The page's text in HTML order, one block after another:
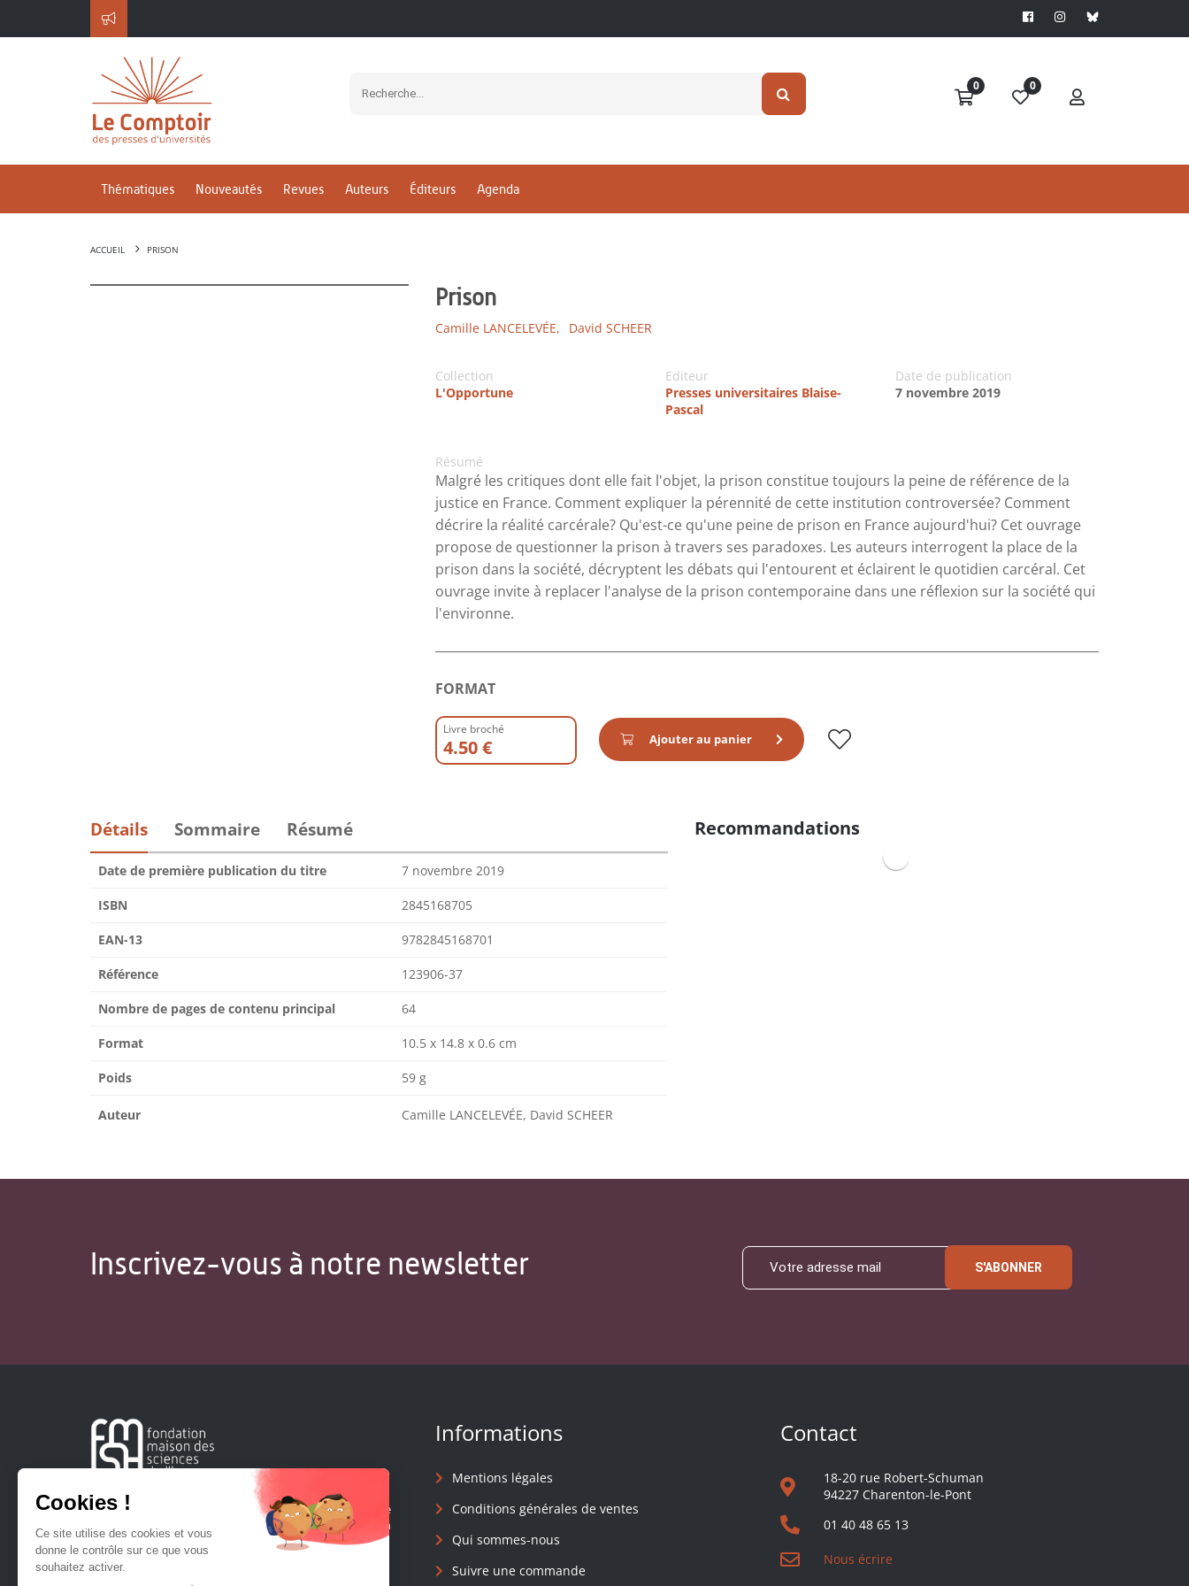
0 0
Thématiques Nouveautés Revues Auteurs Éditeurs Agenda
ACCUEIL PRISON
Prison
Camille LANCELEVÉE, David SCHEER
Collection
L'Opportune
Editeur
Presses universitaires Blaise-
Pascal
Date de publication
7 novembre 2019
Résumé
Malgré les critiques dont elle fait l'objet, la prison constitue toujours la peine de référence de la
justice en France. Comment expliquer la pérennité de cette institution controversée? Comment
décrire la réalité carcérale? Qu'est-ce qu'une peine de prison en France aujourd'hui? Cet ouvrage
propose de questionner la prison à travers ses paradoxes. Les auteurs interrogent la place de la
prison dans la société, décryptent les débats qui l'entourent et éclairent le quotidien carcéral. Cet
ouvrage invite à replacer l'analyse de la prison contemporaine dans une réflexion sur la société qui
l'environne.
FORMAT
Livre broché
4.50 € Ajouter au panier
Détails Sommaire Résumé
Date de première publication du titre 7 novembre 2019
ISBN 2845168705
EAN-13 9782845168701
Référence 123906-37
Nombre de pages de contenu principal 64
Format 10.5 x 14.8 x 0.6 cm
Poids 59 g
Auteur Camille LANCELEVÉE, David SCHEER
Recommandations
Inscrivez-vous à notre newsletter S'ABONNER
Créée en 1963, la Fondation Maison Sciences de l'Homme
soutient la recherche et la diffusion des connaissances en
sciences humaines et sociales.
Informations
Mentions légales
Conditions générales de ventes
Qui sommes-nous
Suivre une commande
Contact
18-20 rue Robert-Schuman
94227 Charenton-le-Pont
01 40 48 65 13
Nous écrire